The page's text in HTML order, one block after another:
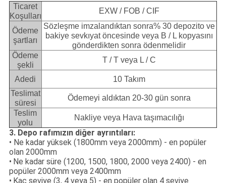
Ticaret
Koşulları
EXW / FOB / CIF
Ödeme
şartları
Sözleşme imzalandıktan sonra% 30 depozito ve
bakiye sevkıyat öncesinde veya B / L kopyasını
gönderdikten sonra ödenmelidir
Ödeme
şekli
T / T veya L / C
Adedi
10 Takım
Teslimat
süresi
Ödemeyi aldıktan 20-30 gün sonra
Teslim
yolu
Nakliye veya Hava taşımacılığı
3. Depo rafımızın diğer ayrıntıları:
• Ne kadar yüksek (1800mm veya 2000mm) - en popüler
olan 2000mm
• Ne kadar süre (1200, 1500, 1800, 2000 veya 2400) - en
popüler 2000mm veya 2400mm
• Kaç seviye (3, 4 veya 5) - en popüler olan 4 seviye